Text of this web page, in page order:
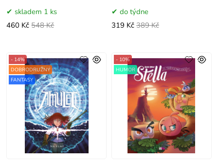
skladem 1 ks
460 Kč 548 Kč
do týdne
319 Kč 389 Kč
- 14%
DOBRODRUŽNÝ
FANTASY
- 10%
HUMOR